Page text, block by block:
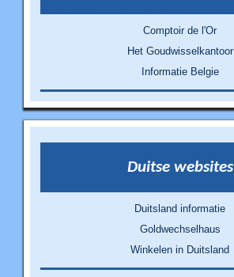
Comptoir de l'Or
Het Goudwisselkantoor
Informatie Belgie
Duitse websites
Duitsland informatie
Goldwechselhaus
Winkelen in Duitsland